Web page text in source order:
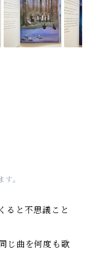
。
ると不思議こと
じ曲を何度も歌